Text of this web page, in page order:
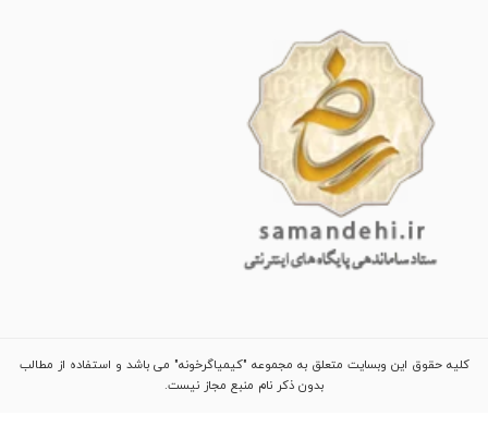
کلیه حقوق این وبسایت متعلق به مجموعه "کیمیاگرخونه" می باشد و استفاده از مطالب
بدون ذکر نام منبع مجاز نیست.